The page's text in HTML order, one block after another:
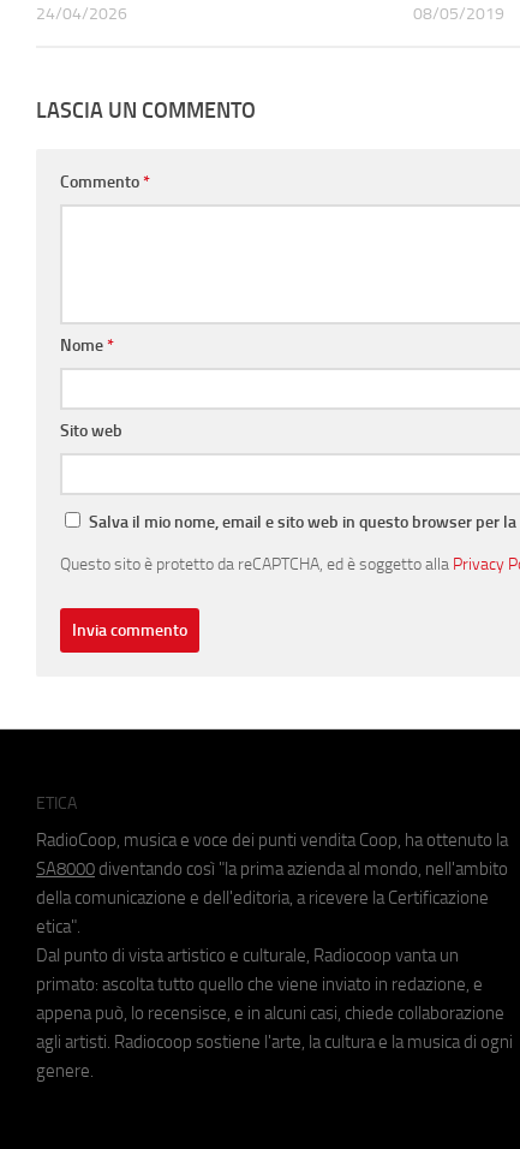
24/04/2026 08/05/2019
LASCIA UN COMMENTO
Commento*
Nome*
Sito web
Salva il mio nome, email e sito web in questo browser per
Questo sito è protetto da reCAPTCHA, ed è soggetto alla Privacy
ETICA
RadioCoop, musica e voce dei punti vendita Coop, ha ottenuto la
SA8000 diventando così "la prima azienda al mondo, nell'ambito
della comunicazione e dell'editoria, a ricevere la Certificazione
etica".
Dal punto di vista artistico e culturale, Radiocoop vanta un
primato: ascolta tutto quello che viene inviato in redazione, e
appena può, lo recensisce, e in alcuni casi, chiede collaborazione
agli artisti. Radiocoop sostiene l'arte, la cultura e la musica di ogni
genere.